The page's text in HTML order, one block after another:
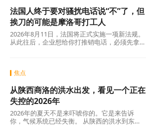
法国人终于要对骚扰电话说“不”了，但
挨刀的可能是摩洛哥打工人
2026年8月11日，法国将正式实施一项新法规。
从此往后，企业想给你打推销电话，必须先拿
费者协会UFC-Que Choisir的调查更扎心：97%
的人说每天都会在手机上接到此类电话。可以
说，全法国几乎找不到一个没被骚扰电话烦过
的人。
焦点
从陕西商洛的洪水出发，看见一个正在
失控的2026年
2026年的夏天不是来吓唬你的。它是来告诉
你，气候系统已经失衡。 从陕西的洪水到东北